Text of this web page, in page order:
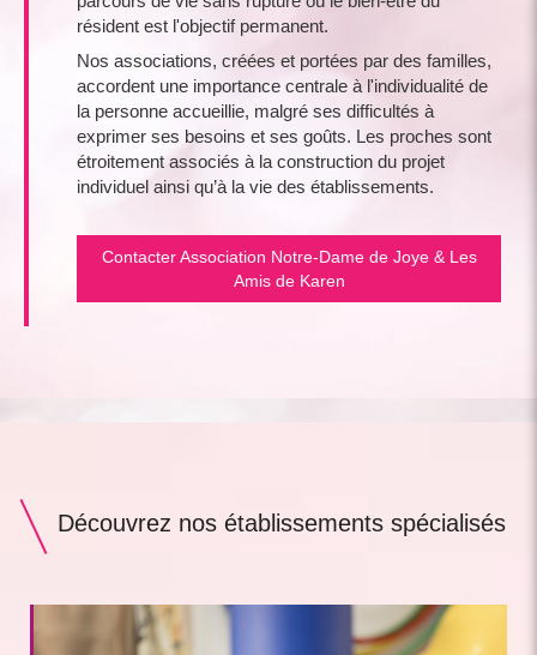
résident est l'objectif permanent.
Nos associations, créées et portées par des familles,
accordent une importance centrale à l'individualité de
la personne accueillie, malgré ses difficultés à
exprimer ses besoins et ses goûts. Les proches sont
étroitement associés à la construction du projet
individuel ainsi qu’à la vie des établissements.
Contacter Association Notre-Dame de Joye & Les
Amis de Karen
Découvrez nos établissements spécialisés